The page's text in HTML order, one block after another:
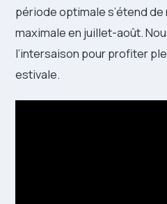
période optimale s’étend
maximale en juillet-août.
l’intersaison pour profiter
estivale.